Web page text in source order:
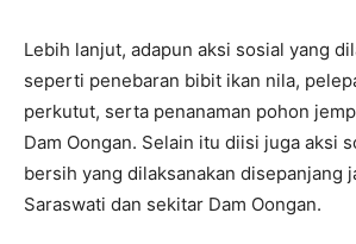
Lebih lanjut, adapun aksi sosial yang
seperti penebaran bibit ikan nila,
perkutut, serta penanaman pohon
Dam Oongan. Selain itu diisi juga aksi
bersih yang dilaksanakan disepanjang
Saraswati dan sekitar Dam Oongan.